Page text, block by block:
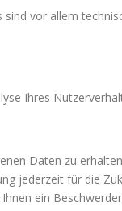
vor allem
Ihres
Daten zu
jederzeit für die
ein